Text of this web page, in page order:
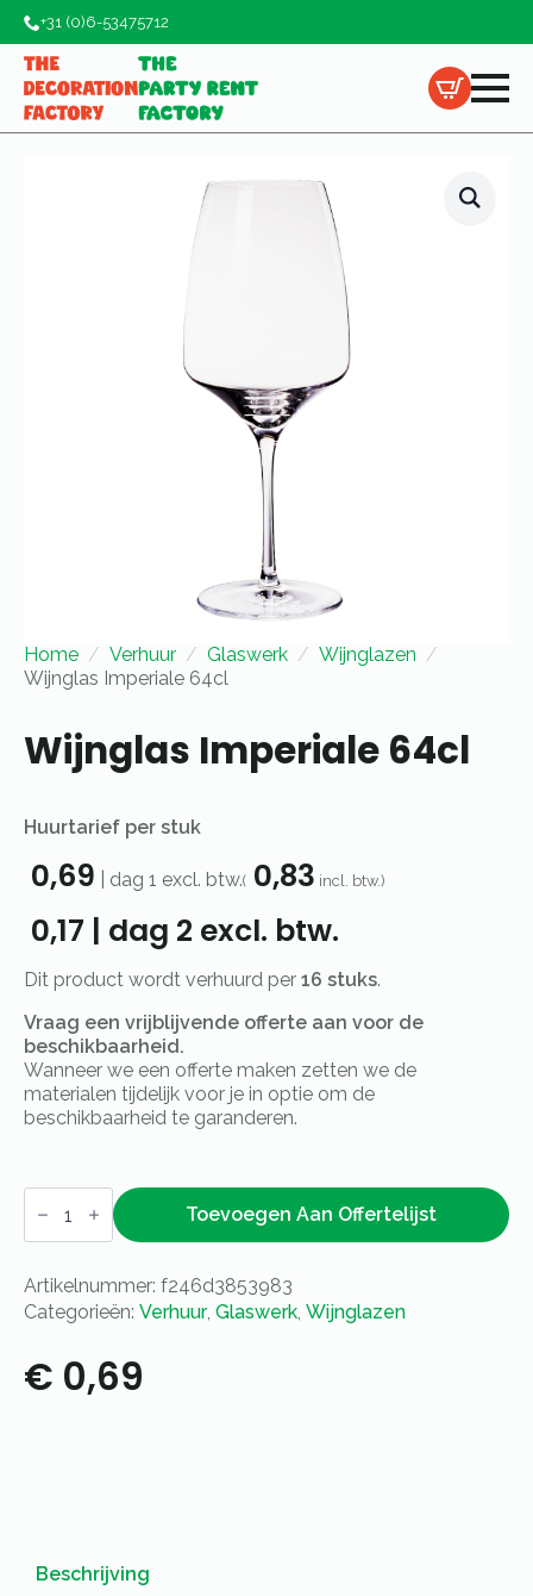
+31 (0)6-53475712
Home Verhuur Glaswerk
Wijnglazen
Wijnglas Imperiale 64cl
Wijnglas Imperiale 64cl
Huurtarief per stuk
0,69 dag 1 excl. btw.( 0,83 incl. btw.)
0,17 | dag 2 excl. btw.
Dit product wordt verhuurd per 16 stuks.
Vraag een vrijblijvende offerte aan voor de
beschikbaarheid.
Wanneer we een offerte maken zetten we de
materialen tijdelijk voor je in optie om de
beschikbaarheid te garanderen.
Wijnglas
Imperiale
Toevoegen Aan Offertelijst
Artikelnummer: f246d3853983
Categorieën: Verhuur, Glaswerk Wijnglazen
€ 0,69
Beschrijving